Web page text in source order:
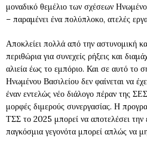
μοναδικό θεμέλιο των σχέσεων
– παραμένει ένα πολύπλοκο, ατελές
Αποκλείει πολλά από την αστυνομική
περιθώρια για συνεχείς ρήξεις και
αλιεία έως το εμπόριο. Και σε αυτό το
Ηνωμένου Βασιλείου δεν φαίνεται να
έναν εντελώς νέο διάλογο πέραν της
μορφές διμερούς συνεργασίας. Η
ΤΣΣ το 2025 μπορεί να αποτελέσει την
παγκόσμια γεγονότα μπορεί απλώς να